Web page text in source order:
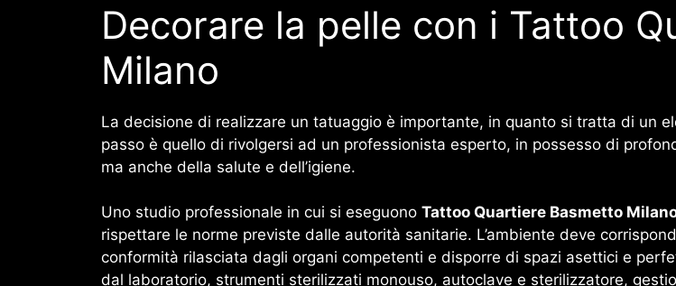
Decorare la pelle con i Tattoo
Milano
La decisione di realizzare un tatuaggio è importante, in quanto si tratta di un
passo è quello di rivolgersi ad un professionista esperto, in possesso di
ma anche della salute e dell’igiene.
Uno studio professionale in cui si eseguono Tattoo Quartiere Basmetto
rispettare le norme previste dalle autorità sanitarie. L’ambiente deve
conformità rilasciata dagli organi competenti e disporre di spazi asettici e
dal laboratorio, strumenti sterilizzati monouso, autoclave e sterilizzatore,